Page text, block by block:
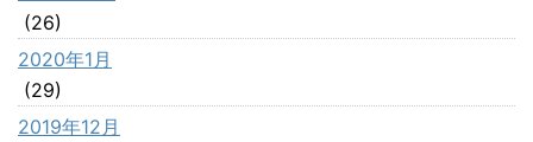
(26)
2020年1月
(29)
2019年12月